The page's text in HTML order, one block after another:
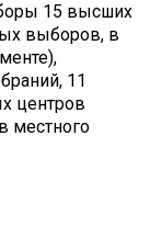
15 высших
выборов, в
11
центров
местного